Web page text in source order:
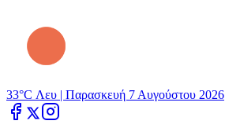
33°C Λευ | Παρασκευή 7 Αυγούστου 2026